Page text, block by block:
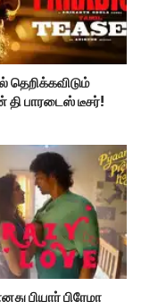
தி பாரடைஸ் டீசர்!
பியார் பிரேமா